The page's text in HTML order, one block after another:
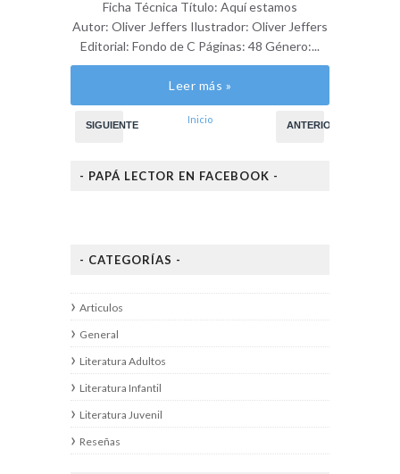
Ficha Técnica Título: Aquí estamos
Autor: Oliver Jeffers Ilustrador: Oliver Jeffers
Editorial: Fondo de C Páginas: 48 Género:...
Leer más »
SIGUIENTE ANTERIOR
Inicio
- PAPÁ LECTOR EN FACEBOOK -
- CATEGORÍAS -
Articulos
General
Literatura Adultos
Literatura Infantil
Literatura Juvenil
Reseñas